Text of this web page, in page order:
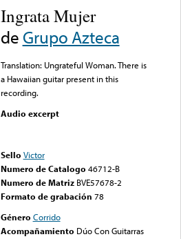
Ingrata Mujer
de Grupo Azteca
Translation: Ungrateful Woman. There is
a Hawaiian guitar present in this
recording.
Audio excerpt
Sello Victor
Numero de Catalogo 46712-B
Numero de Matriz BVE57678-2
Formato de grabación 78
Género Corrido
Acompañamiento Dúo Con Guitarras